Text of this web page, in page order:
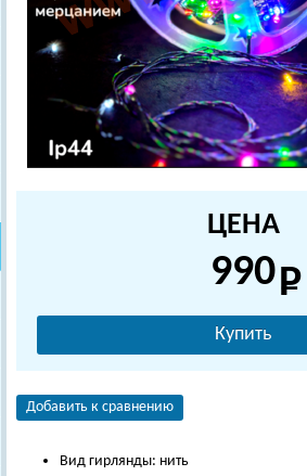
ЦЕНА
990
Купить
Добавить к сравнению
Вид гирлянды: нить